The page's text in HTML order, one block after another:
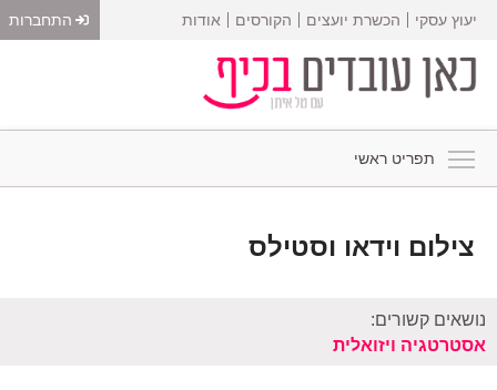
יעוץ עסקי הכשרת יועצים הקורסים אודות התחברות
תפריט ראשי
צילום וידאו וסטילס
נושאים קשורים:
אסטרטגיה ויזואלית